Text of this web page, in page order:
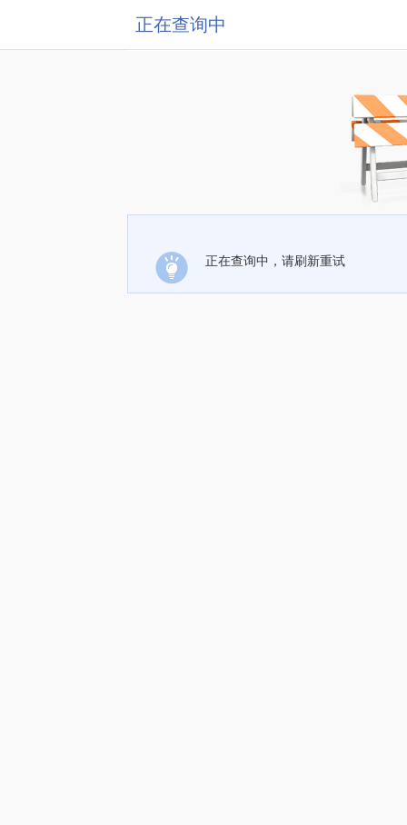
正在查询中
正在查询中，请刷新重试